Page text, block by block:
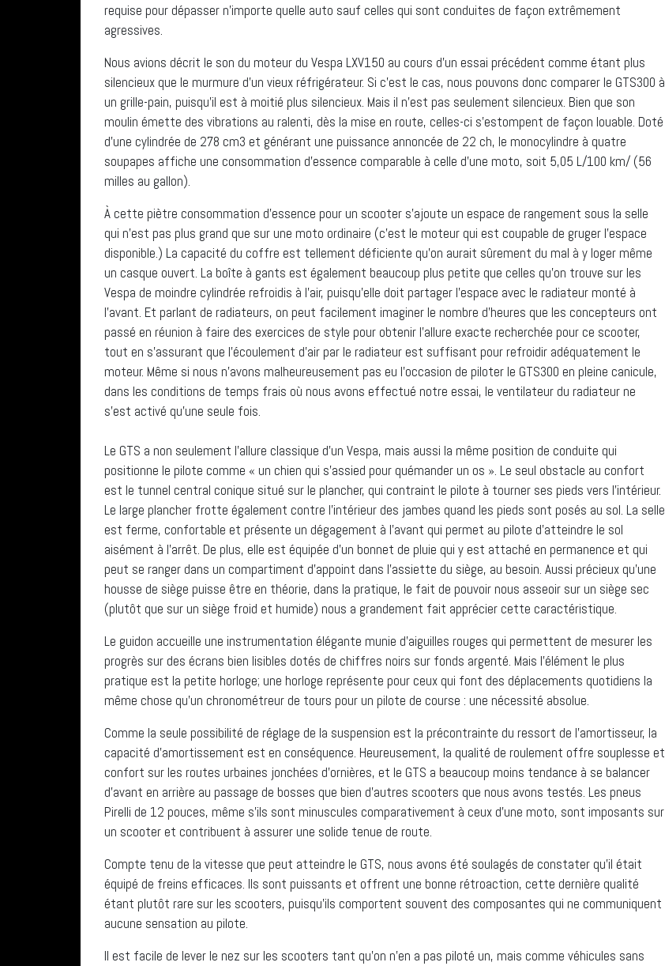
requise pour dépasser n’importe quelle auto sauf celles qui sont conduites de façon extrêmement
agressives.
Nous avions décrit le son du moteur du Vespa LXV150 au cours d’un essai précédent comme étant plus
silencieux que le murmure d’un vieux réfrigérateur. Si c’est le cas, nous pouvons donc comparer le GTS300 à
un grille-pain, puisqu’il est à moitié plus silencieux. Mais il n’est pas seulement silencieux. Bien que son
moulin émette des vibrations au ralenti, dès la mise en route, celles-ci s’estompent de façon louable. Doté
d’une cylindrée de 278 cm3 et générant une puissance annoncée de 22 ch, le monocylindre à quatre
soupapes affiche une consommation d’essence comparable à celle d’une moto, soit 5,05 L/100 km/ (56
milles au gallon).
À cette piètre consommation d’essence pour un scooter s’ajoute un espace de rangement sous la selle
qui n’est pas plus grand que sur une moto ordinaire (c’est le moteur qui est coupable de gruger l’espace
disponible.) La capacité du coffre est tellement déficiente qu’on aurait sûrement du mal à y loger même
un casque ouvert. La boîte à gants est également beaucoup plus petite que celles qu’on trouve sur les
Vespa de moindre cylindrée refroidis à l’air, puisqu’elle doit partager l’espace avec le radiateur monté à
l’avant. Et parlant de radiateurs, on peut facilement imaginer le nombre d’heures que les concepteurs ont
passé en réunion à faire des exercices de style pour obtenir l’allure exacte recherchée pour ce scooter,
tout en s’assurant que l’écoulement d’air par le radiateur est suffisant pour refroidir adéquatement le
moteur. Même si nous n’avons malheureusement pas eu l’occasion de piloter le GTS300 en pleine canicule,
dans les conditions de temps frais où nous avons effectué notre essai, le ventilateur du radiateur ne
s’est activé qu’une seule fois.
Le GTS a non seulement l’allure classique d’un Vespa, mais aussi la même position de conduite qui
positionne le pilote comme « un chien qui s’assied pour quémander un os ». Le seul obstacle au confort
est le tunnel central conique situé sur le plancher, qui contraint le pilote à tourner ses pieds vers l’intérieur.
Le large plancher frotte également contre l’intérieur des jambes quand les pieds sont posés au sol. La selle
est ferme, confortable et présente un dégagement à l’avant qui permet au pilote d’atteindre le sol
aisément à l’arrêt. De plus, elle est équipée d’un bonnet de pluie qui y est attaché en permanence et qui
peut se ranger dans un compartiment d’appoint dans l’assiette du siège, au besoin. Aussi précieux qu’une
housse de siège puisse être en théorie, dans la pratique, le fait de pouvoir nous asseoir sur un siège sec
(plutôt que sur un siège froid et humide) nous a grandement fait apprécier cette caractéristique.
Le guidon accueille une instrumentation élégante munie d’aiguilles rouges qui permettent de mesurer les
progrès sur des écrans bien lisibles dotés de chiffres noirs sur fonds argenté. Mais l’élément le plus
pratique est la petite horloge; une horloge représente pour ceux qui font des déplacements quotidiens la
même chose qu’un chronométreur de tours pour un pilote de course : une nécessité absolue.
Comme la seule possibilité de réglage de la suspension est la précontrainte du ressort de l’amortisseur, la
capacité d’amortissement est en conséquence. Heureusement, la qualité de roulement offre souplesse et
confort sur les routes urbaines jonchées d’ornières, et le GTS a beaucoup moins tendance à se balancer
d’avant en arrière au passage de bosses que bien d’autres scooters que nous avons testés. Les pneus
Pirelli de 12 pouces, même s’ils sont minuscules comparativement à ceux d’une moto, sont imposants sur
un scooter et contribuent à assurer une solide tenue de route.
Compte tenu de la vitesse que peut atteindre le GTS, nous avons été soulagés de constater qu’il était
équipé de freins efficaces. Ils sont puissants et offrent une bonne rétroaction, cette dernière qualité
étant plutôt rare sur les scooters, puisqu’ils comportent souvent des composantes qui ne communiquent
aucune sensation au pilote.
Il est facile de lever le nez sur les scooters tant qu’on n’en a pas piloté un, mais comme véhicules sans